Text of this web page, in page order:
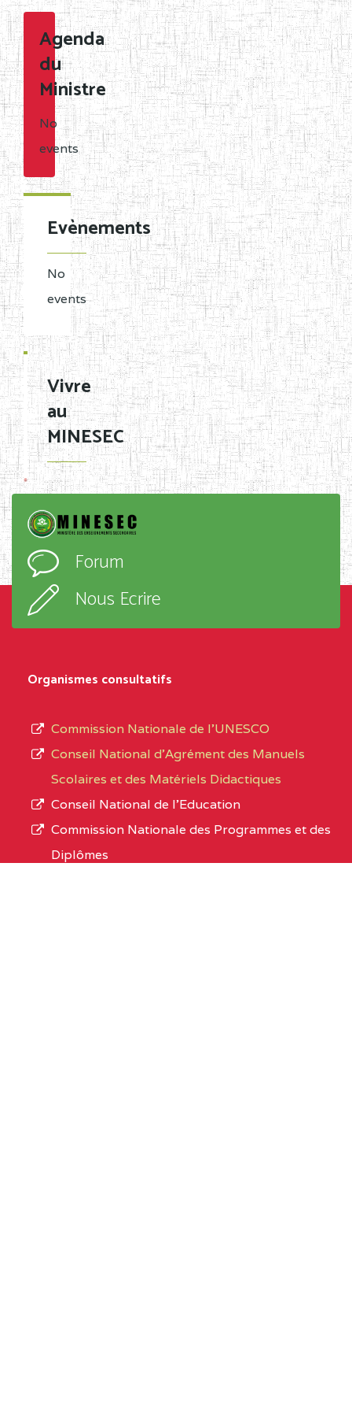
Agenda
du
Ministre
No
events
Evènements
No
events
Vivre
au
MINESEC
Forum
Nous Ecrire
Organismes consultatifs
Commission Nationale de l’UNESCO
Conseil National d’Agrément des Manuels
Scolaires et des Matériels Didactiques
Conseil National de l’Education
Commission Nationale des Programmes et des
Diplômes